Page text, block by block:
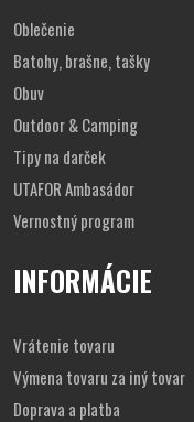
Oblečenie
Batohy, brašne, tašky
Obuv
Outdoor & Camping
Tipy na darček
UTAFOR Ambasádor
Vernostný program
INFORMÁCIE
Vrátenie tovaru
Výmena tovaru za iný tovar
Doprava a platba